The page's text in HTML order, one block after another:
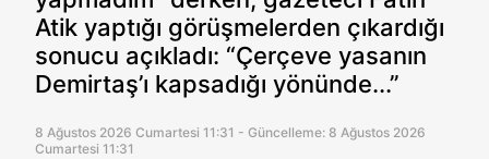
Atik yaptığı görüşmelerden çıkardığı
sonucu açıkladı: “Çerçeve yasanın
Demirtaş’ı kapsadığı yönünde...”
8 Ağustos 2026 Cumartesi 11:31 - Güncelleme: 8 Ağustos 2026
Cumartesi 11:31